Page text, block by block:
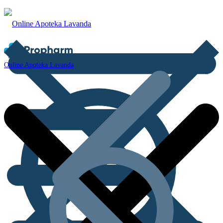
Online Apoteka Lavanda